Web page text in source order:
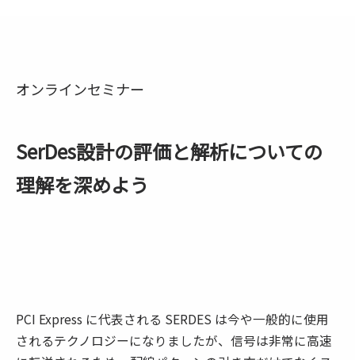
オンラインセミナー
SerDes設計の評価と解析についての
理解を深めよう
PCI Express に代表される SERDES は今や一般的に使用
されるテクノロジーになりましたが、信号は非常に高速